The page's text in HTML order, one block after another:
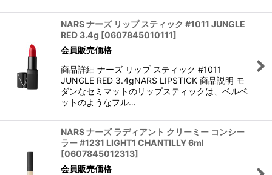
NARS ナーズ リップ スティック #1011 JUNGLE
RED 3.4g [0607845010111]
会員販売価格
商品詳細 ナーズ リップ スティック #1011
JUNGLE RED 3.4gNARS LIPSTICK 商品説明 モ
ダンなセミマットのリップスティックは、ベルベ
ットのようなフル…
NARS ナーズ ラディアント クリーミー コンシー
ラー #1231 LIGHT1 CHANTILLY 6ml
[0607845012313]
会員販売価格